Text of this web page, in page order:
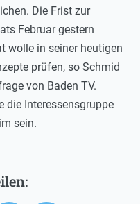
Die Frist zur
Februar gestern
wolle in seiner heutigen
prüfen, so Schmid
von Baden TV.
die Interessensgruppe
sein.